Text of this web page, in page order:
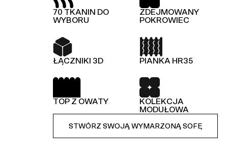
70 TKANIN DO
WYBORU
ZDEJMOWANY
POKROWIEC
ŁĄCZNIKI 3D PIANKA HR35
TOP Z OWATY
KOLEKCJA
MODUŁOWA
STWÓRZ SWOJĄ WYMARZONĄ SOFĘ
ŁĄCZNIKI 3D
KOLEKCJA
MODUŁOWA
52 TKANINY DO
WYBORU
STWÓRZ SWOJĄ WYMARZONĄ SOFĘ
TOP Z OWATY
70 TKANIN DO
WYBORU
PIANKA HR35 SPRĘŻYNY FALISTE
KOLEKCJA
MODUŁOWA
STWÓRZ SWOJĄ WYMARZONĄ SOFĘ